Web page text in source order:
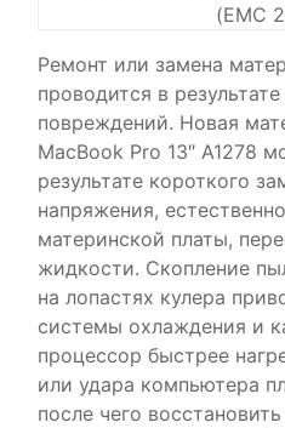
(EMC
Ремонт или замена
проводится в
повреждений. Новая
MacBook Pro 13″ A1278
результате короткого
напряжения,
материнской платы,
жидкости. Скопление
на лопастях кулера
системы охлаждения и
процессор быстрее
или удара компьютера
после чего